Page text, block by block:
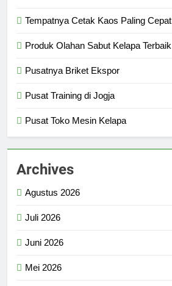
Tempatnya Cetak Kaos Paling Cepat
Produk Olahan Sabut Kelapa Terbaik
Pusatnya Briket Ekspor
Pusat Training di Jogja
Pusat Toko Mesin Kelapa
Archives
Agustus 2026
Juli 2026
Juni 2026
Mei 2026